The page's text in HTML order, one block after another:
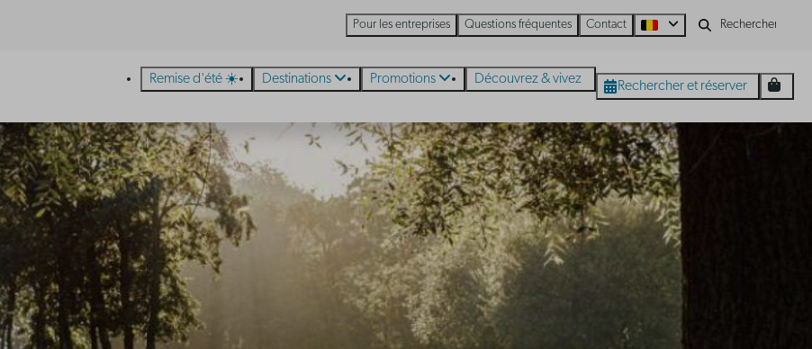
Pour les entreprises Questions fréquentes Contact
Remise d'été ☀️ Destinations Promotions Découvrez & vivez Rechercher et réserver